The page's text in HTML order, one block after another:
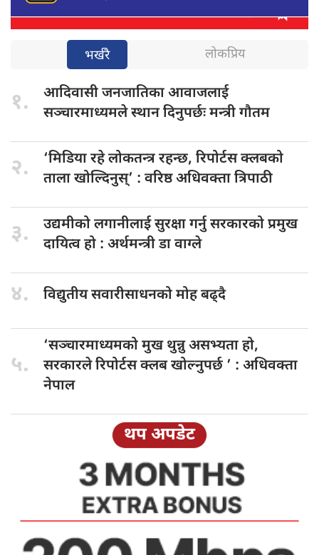
भर्खरै लोकप्रिय
१. आदिवासी जनजातिकाआवाजलाई
सञ्चारमाध्यमले स्थान दिनुपर्छः मन्त्री गौतम
२. ‘मिडिया रहेलोकतन्त्र रहन्छ, रिपोर्टस क्लबको
ताला खोल्दिनुस्’ : वरिष्ठ अधिवक्ता त्रिपाठी
३. उद्यमीको लगानीलाईसुरक्षा गर्नु सरकारको प्रमुख
दायित्व हो : अर्थमन्त्री डा वाग्ले
४. विद्युतीय सवारीसाधनकोमोह बढ्दै
५.
‘सञ्चारमाध्यमको मुखथुन्नु असभ्यता हो,
सरकारले रिपोर्टस क्लब खोल्नुपर्छ ’ : अधिवक्ता
नेपाल
थप अपडेट